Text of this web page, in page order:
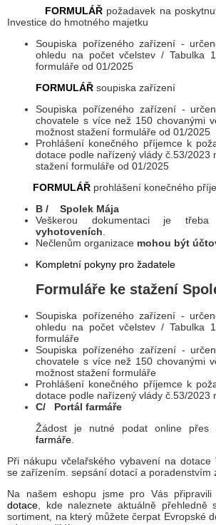
FORMULÁŘ požadavek na
Investice do hmotného majetku
Soupiska pořízeného zařízení -
ohledu na počet včelstev / Tabulka
formuláře od 01/2025
FORMULÁŘ soupiska zařízení
Soupiska pořízeného zařízení -
chovatele s více než 150 chovanými
možnost stažení formuláře od 01/2025
Prohlášení konečného příjemce k
dotace podle nařízený vlády č.53/
stažení formuláře od 01/2025
FORMULÁŘ prohlášení konečného
B / Spolek Mája
Veškerou dokumentaci je
vyhotoveních
Nečlenům organizace mohou být
Kompletní pokyny pro žadatele
Formuláře ke stažení
Soupiska pořízeného zařízení -
ohledu na počet včelstev / Tabulka
formuláře
Soupiska pořízeného zařízení -
chovatele s více než 150 chovanými
možnost stažení formuláře
Prohlášení konečného příjemce k
dotace podle nařízený vlády č.53/
C/ Portál farmáře
Žádost je nutné podat online přes
farmáře
Při nákupu včelařského vybavení na dotace
se zařízením. sepsání dotací a poradenstvím
Na našem eshopu jsme pro Vás
dotace , kde naleznete aktuálně přehledně
sortiment, na který můžete čerpat Evropské